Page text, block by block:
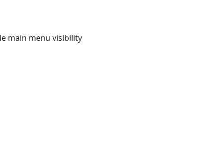
main menu visibility